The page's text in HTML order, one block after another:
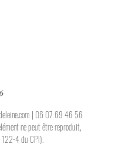
| 06 07 69 46 56
ne peut être reproduit,
122-4 du CPI).